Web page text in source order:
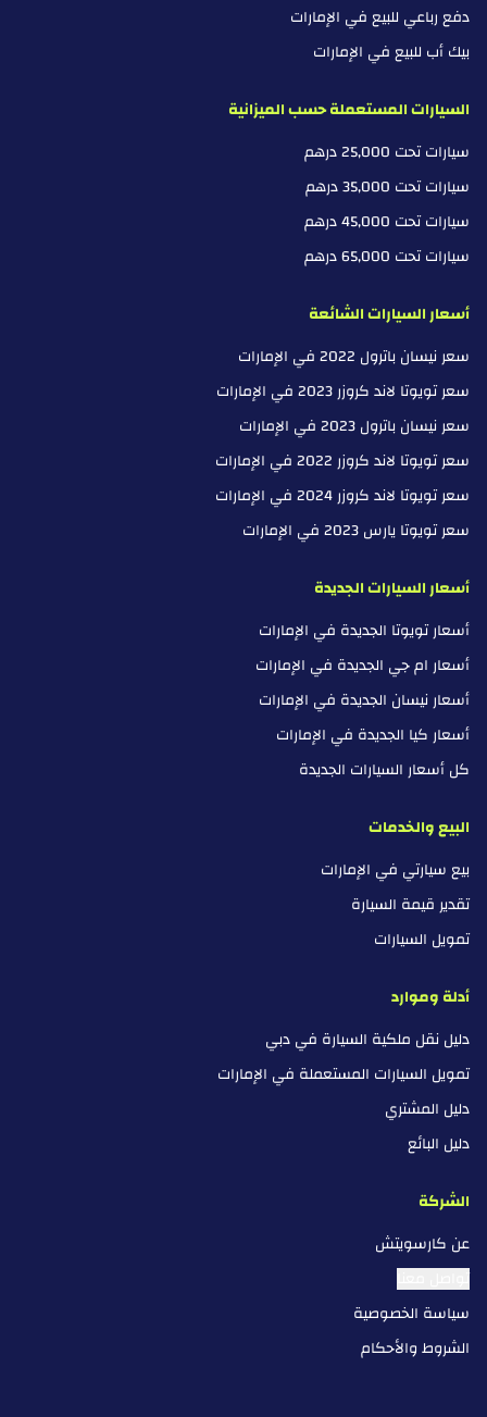
دفع رباعي للبيع في الإمارات
بيك أب للبيع في الإمارات
السيارات المستعملة حسب الميزانية
سيارات تحت 25,000 درهم
سيارات تحت 35,000 درهم
سيارات تحت 45,000 درهم
سيارات تحت 65,000 درهم
أسعار السيارات الشائعة
سعر نيسان باترول 2022 في الإمارات
سعر تويوتا لاند كروزر 2023 في الإمارات
سعر نيسان باترول 2023 في الإمارات
سعر تويوتا لاند كروزر 2022 في الإمارات
سعر تويوتا لاند كروزر 2024 في الإمارات
سعر تويوتا يارس 2023 في الإمارات
أسعار السيارات الجديدة
أسعار تويوتا الجديدة في الإمارات
أسعار ام جي الجديدة في الإمارات
أسعار نيسان الجديدة في الإمارات
أسعار كيا الجديدة في الإمارات
كل أسعار السيارات الجديدة
البيع والخدمات
بيع سيارتي في الإمارات
تقدير قيمة السيارة
تمويل السيارات
أدلة وموارد
دليل نقل ملكية السيارة في دبي
تمويل السيارات المستعملة في الإمارات
دليل المشتري
دليل البائع
الشركة
عن كارسويتش
سياسة الخصوصية
الشروط والأحكام